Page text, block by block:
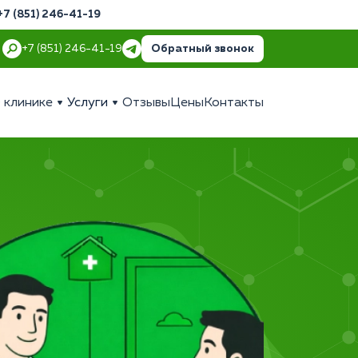
(851) 246-41-19
+7 (851) 246-41-19 Обратный звонок
Услуги Отзывы Цены Контакты